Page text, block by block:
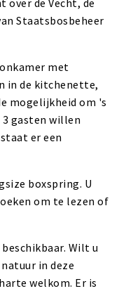
over de Vecht, de
Staatsbosbeheer
met
in de kitchenette,
mogelijkheid om 's
3 gasten willen
er een
boxspring. U
om te lezen of
Wilt u
in deze
welkom. Er is